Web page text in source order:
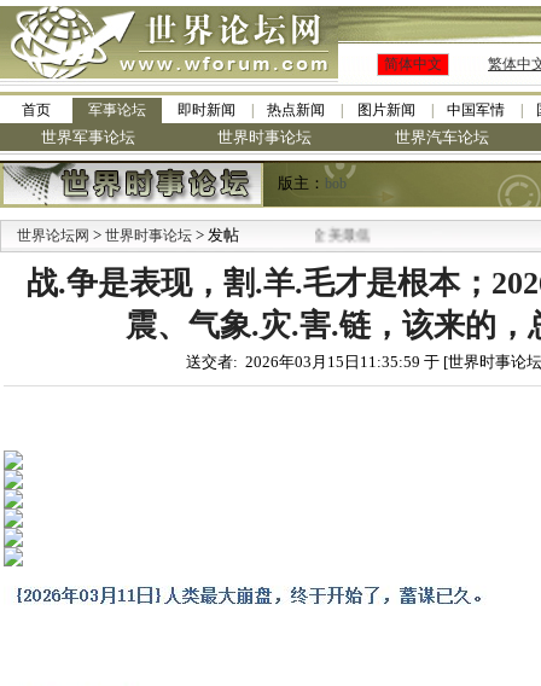
简体中文 繁体中
首页 军事论坛 即时新闻 热点新闻 图片新闻 中国军情
世界军事论坛 世界时事论坛 世界汽车论坛
版主： bob
世界论坛网 > 世界时事论坛 > 发帖
战.争是表现，割.羊.毛才是根本；
震、气象.灾.害.链，该来的，
送交者: 2026年03月15日11:35:59 于 [世界时事论